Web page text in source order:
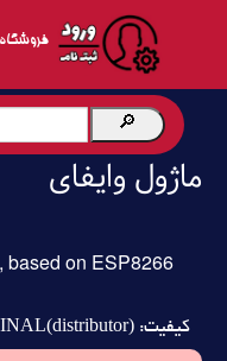
ماژول وایفای
based on ESP8266
کیفیت: